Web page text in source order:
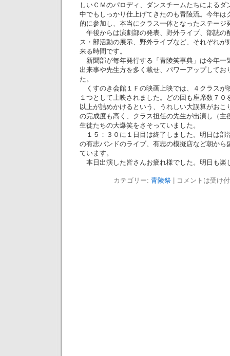
しいＣＭのパロディ、ダンスチームたちによるダ
中でもしっかり仕上げてきたのも青陵流。今年は
的に参加し、本当にクラス一体となったステージ
午後からは演劇部の発表、野外ライブ、部誌の
ス・部活動の展示、野外ライブなど、それぞれが
来る時間です。
新聞部が毎年発行する「青陵笑事典」は今年一
出来事や先生方を多く載せ、パワーアップしてお
た。
くすのき会館１Ｆの映画上映では、４クラスが
１つとして上映されました。どの回も座席数７０
以上が詰めかけるという、うれしい大誤算がおこ
の完成度も高く、クラス担任の先生が出演し（主
生徒たちの大爆笑をさそっていました。
１５：３０に１日目は終了しました。明日は部
の有志バンドのライブ、有志の模擬店など朝から
ています。
本日出演した皆さんお疲れ様でした。明日も
カテゴリー: 青陵祭 コメントは受け